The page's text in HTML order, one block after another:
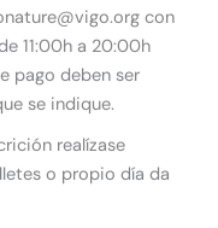
con
11:00h a 20:00h
pago deben ser
se indique.
realízase
o propio día da